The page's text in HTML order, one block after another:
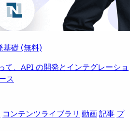
礎 (無料)
、API の開発とインテグレーショ
ス
コンテンツライブラリ 動画記事 プ